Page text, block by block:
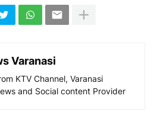
Varanasi
KTV Channel, Varanasi
and Social content Provider